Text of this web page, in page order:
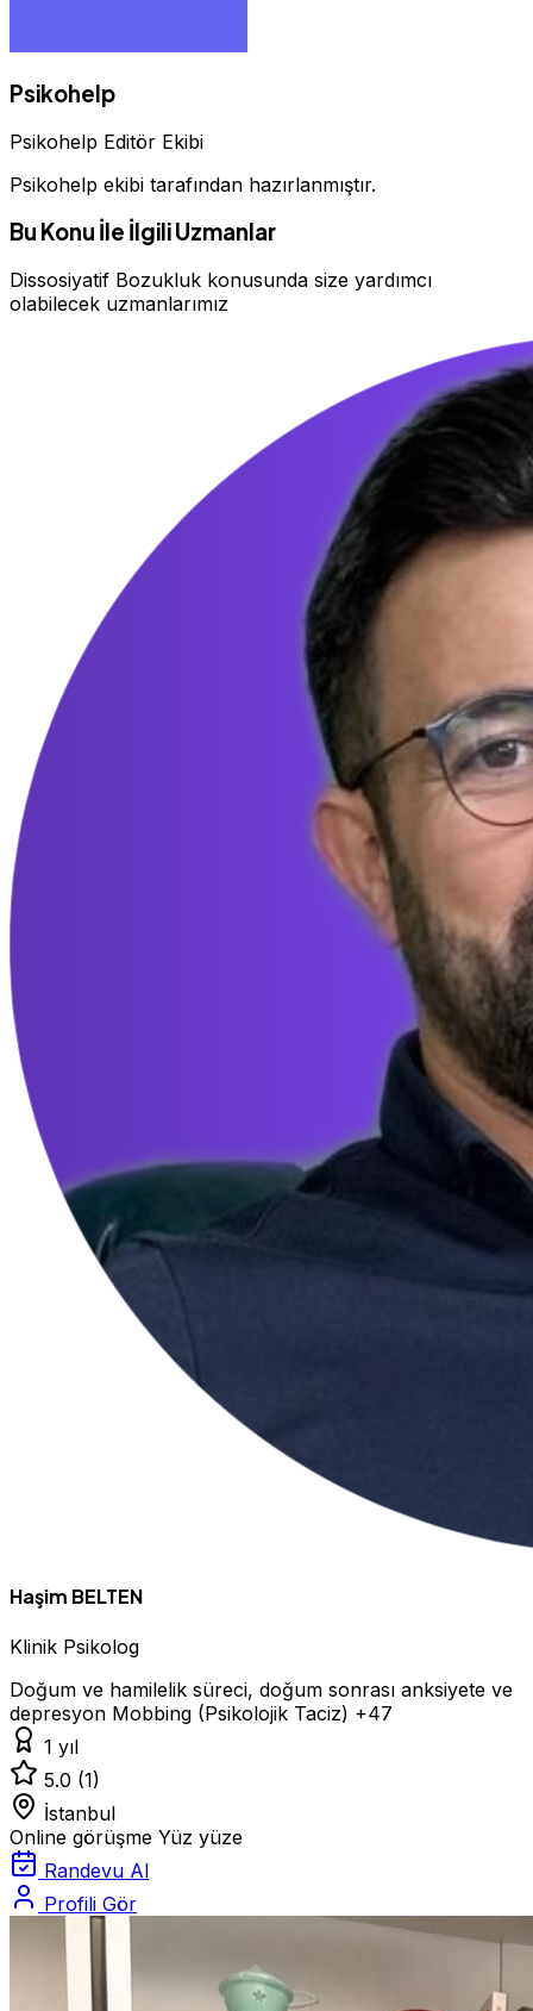
Psikohelp
Psikohelp Editör Ekibi
Psikohelp ekibi tarafından hazırlanmıştır.
Bu Konu İle İlgili Uzmanlar
Dissosiyatif Bozukluk konusunda size yardımcı
olabilecek uzmanlarımız
Haşim BELTEN
Klinik Psikolog
Doğum ve hamilelik süreci, doğum sonrası anksiyete ve
depresyon Mobbing (Psikolojik Taciz) +47
1 yıl
5.0 (1)
İstanbul
Online görüşme Yüz yüze
Randevu Al
Profili Gör